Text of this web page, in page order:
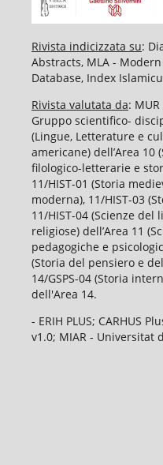
Rivista indicizzata su:
Abstracts, MLA -
Database, Index
Rivista valutata da:
Gruppo scientifico-
(Lingue, Letterature e
americane) dell’Area 10
filologico-letterarie e
11/HIST-01 (Storia
moderna), 11/HIST-03
11/HIST-04 (Scienze
religiose) dell’Area 11
pedagogiche e
(Storia del pensiero e
14/GSPS-04 (Storia
dell'Area 14.
- ERIH PLUS; CARHUS
v1.0; MIAR - Universitat